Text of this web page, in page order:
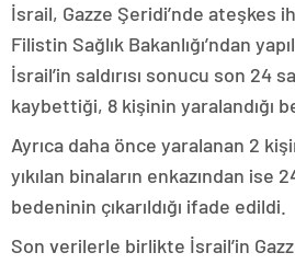
İsrail, Gazze Şeridi’nde ateşkes
Filistin Sağlık Bakanlığı’ndan
İsrail’in saldırısı sonucu son 24
kaybettiği, 8 kişinin yaralandığı
Ayrıca daha önce yaralanan 2
yıkılan binaların enkazından ise
bedeninin çıkarıldığı ifade edildi.
Son verilerle birlikte İsrail’in